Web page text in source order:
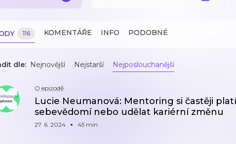
116 KOMENTÁŘE INFO PODOBNÉ
dle: Nejnovější Nejstarší Nejposlouchanější
O epizodě
Lucie Neumanová: Mentoring si častěji
sebevědomí nebo udělat kariérní změnu
27. 6. 2024 45 min